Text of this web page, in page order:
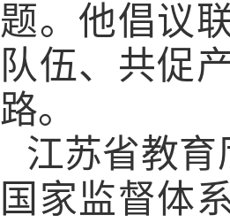
题。他倡议
队伍、共促
路。
江苏省教
国家监督体